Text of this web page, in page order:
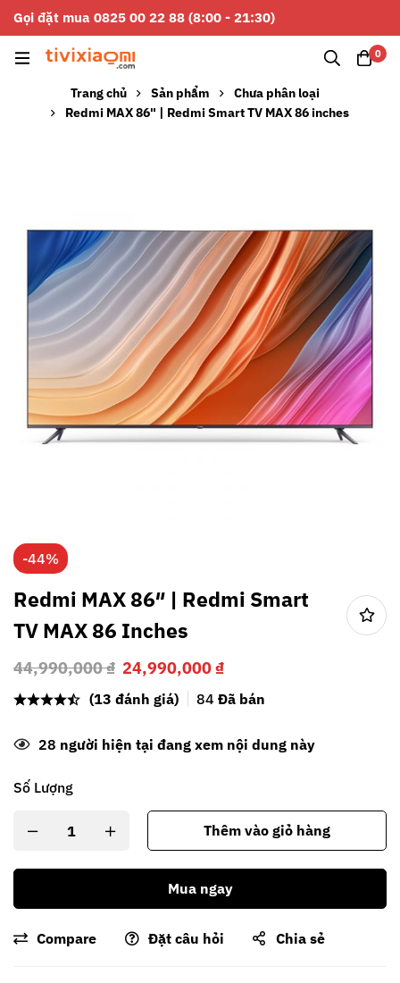
Gọi đặt mua 0825 00 22 88 (8:00 - 21:30)
0
Trang chủ Sản phẩm
Chưa phân loại
Redmi MAX 86" | Redmi Smart TV MAX 86 inches
-44%
Redmi MAX 86″ | Redmi Smart
TV MAX 86 Inches
44,990,000₫ 24,990,000₫
(13 đánh giá) 84 Đã bán
28 người hiện tại đang xem nội dung này
Số Lượng
Thêm vào giỏ hàng
Mua ngay
Compare Đặt câu hỏi Chia sẻ